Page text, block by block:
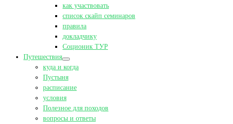
как участвовать
список скайп семинаров
правила
докладчику
Соционик ТУР
Путешествия
куда и когда
Пустыня
расписание
условия
Полезное для походов
вопросы и ответы